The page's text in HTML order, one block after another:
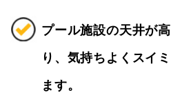
プール施設の天井が
り、気持ちよくスイ
ます。